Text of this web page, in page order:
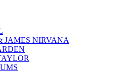
JAMES NIRVANA